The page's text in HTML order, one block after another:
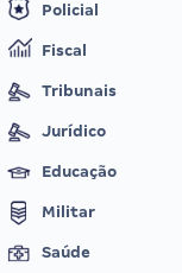
Policial
Fiscal
Tribunais
Jurídico
Educação
Militar
Saúde